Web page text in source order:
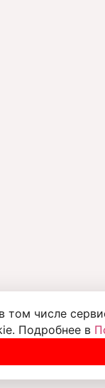
числе
Подробнее в